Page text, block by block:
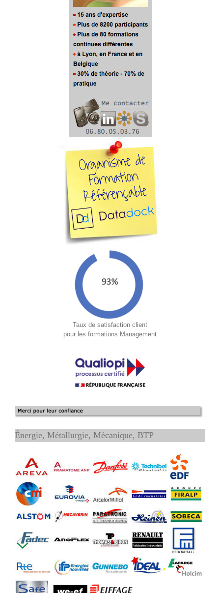
Taux de satisfaction client
pour les formations Management
Énergie, Métallurgie, Mécanique, BTP